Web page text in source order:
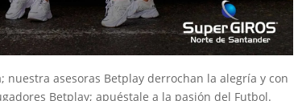
nuestra asesoras Betplay derrochan la alegría y con
Betplay; apuéstale a la pasión del Futbol.